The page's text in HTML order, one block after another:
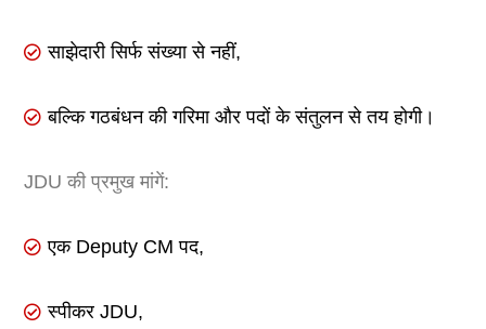
साझेदारी सिर्फ संख्या से नहीं,
बल्कि गठबंधन की गरिमा और पदों के संतुलन से तय होगी।
JDU की प्रमुख मांगें:
एक Deputy CM पद,
स्पीकर JDU,